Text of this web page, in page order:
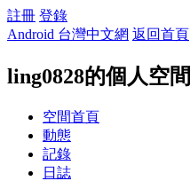
註冊 登錄
Android 台灣中文網 返回首頁
ling0828的個人空間
空間首頁
動態
記錄
日誌